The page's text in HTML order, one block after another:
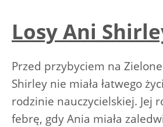
Losy Ani
Przed przybyciem na
Shirley nie miała łatwego
rodzinie nauczycielskiej. Jej
febrę, gdy Ania miała